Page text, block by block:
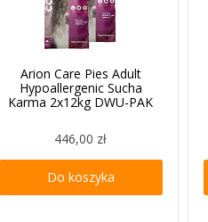
Arion Care Pies Adult
Hypoallergenic Sucha
Karma 2x12kg DWU-PAK
446,00 zł
Do koszyka